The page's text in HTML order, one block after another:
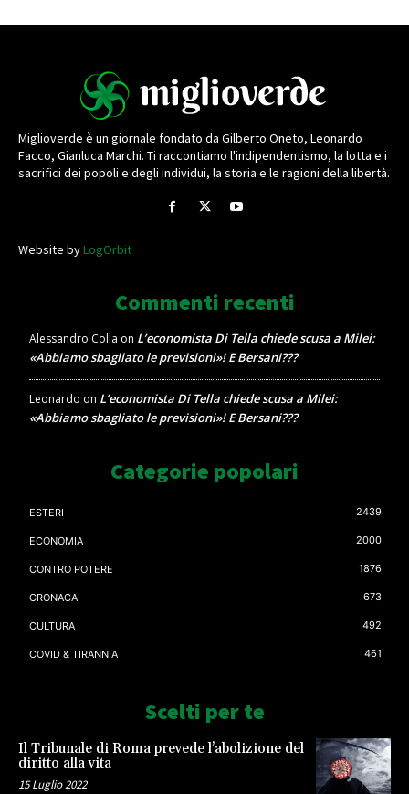
Miglioverde è un giornale fondato da Gilberto Oneto, Leonardo
Facco, Gianluca Marchi. Ti raccontiamo l'indipendentismo, la lotta e i
sacrifici dei popoli e degli individui, la storia e le ragioni della libertà.
Website byLogOrbit
Commenti recenti
Alessandro Colla on L’economista Di Tella chiede scusa a Milei:
«Abbiamo sbagliato le previsioni»! E Bersani???
Leonardo on L’economista Di Tella chiede scusa a Milei:
«Abbiamo sbagliato le previsioni»! E Bersani???
Categorie popolari
ESTERI 2439
ECONOMIA 2000
CONTRO POTERE 1876
CRONACA 673
CULTURA 492
COVID & TIRANNIA 461
Scelti per te
Il Tribunale di Roma prevede l’abolizione del
diritto alla vita
15 Luglio 2022